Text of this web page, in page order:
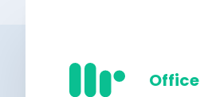
Office